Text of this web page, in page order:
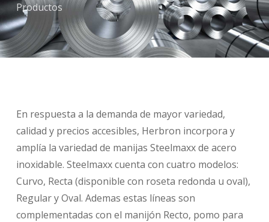
Productos
En respuesta a la demanda de mayor variedad,
calidad y precios accesibles, Herbron incorpora y
amplía la variedad de manijas Steelmaxx de acero
inoxidable. Steelmaxx cuenta con cuatro modelos:
Curvo, Recta (disponible con roseta redonda u oval),
Regular y Oval. Ademas estas líneas son
complementadas con el manijón Recto, pomo para